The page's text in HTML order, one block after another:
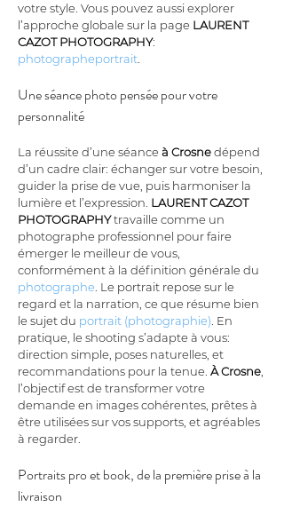
votre style. Vous pouvez aussi explorer
l’approche globale sur la page LAURENT
CAZOT PHOTOGRAPHY:
photographeportrait
Une séance photo pensée pour votre
personnalité
La réussite d’une séance à Crosne dépend
d’un cadre clair: échanger sur votre besoin,
guider la prise de vue, puis harmoniser la
lumière et l’expression. LAURENT CAZOT
PHOTOGRAPHY travaille comme un
photographe professionnel pour faire
émerger le meilleur de vous,
conformément à la définition générale du
photographe . Le portrait repose sur le
regard et la narration, ce que résume bien
le sujet du portrait (photographie) . En
pratique, le shooting s’adapte à vous:
direction simple, poses naturelles, et
recommandations pour la tenue. À Crosne
l’objectif est de transformer votre
demande en images cohérentes, prêtes à
être utilisées sur vos supports, et agréables
à regarder.
Portraits pro et book, de la première prise à la
livraison